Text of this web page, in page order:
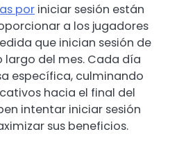
por iniciar sesión están
a los jugadores
que inician sesión de
del mes. Cada día
específica, culminando
hacia el final del
intentar iniciar sesión
sus beneficios.